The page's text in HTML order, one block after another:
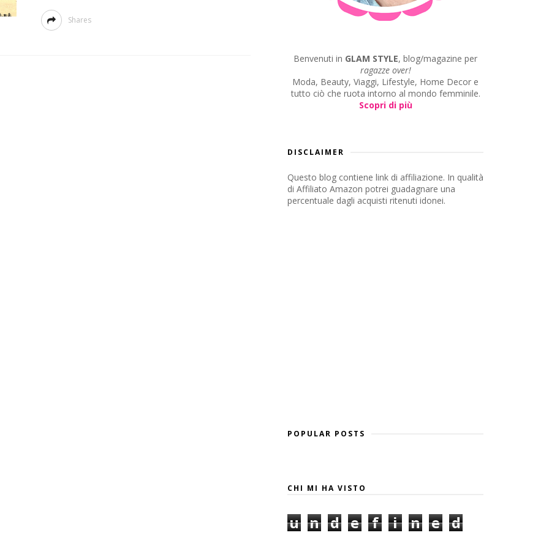
Shares
Benvenuti in GLAM STYLE, blog/magazine per
ragazze over!
Moda, Beauty, Viaggi, Lifestyle, Home Decor e
tutto ciò che ruota intorno al mondo femminile.
Scopri di più
DISCLAIMER
Questo blog contiene link di affiliazione. In qualità
di Affiliato Amazon potrei guadagnare una
percentuale dagli acquisti ritenuti idonei.
POPULAR POSTS
CHI MI HA VISTO
u n d e f i n e d